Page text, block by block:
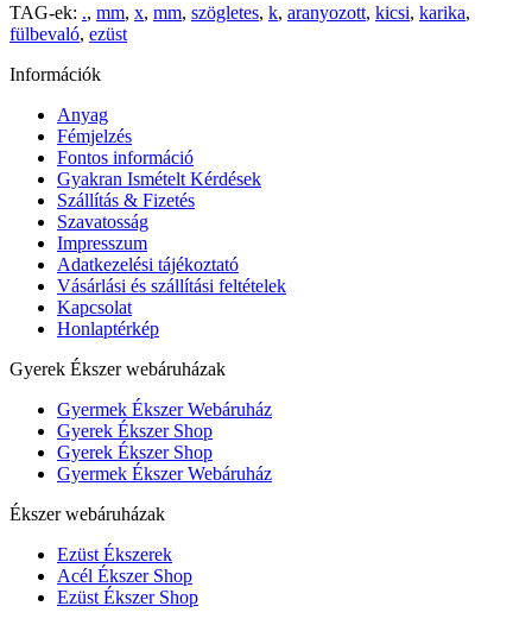
TAG-ek: ., mm, x, mm, szögletes, k, aranyozott, kicsi, karika,
fülbevaló, ezüst
Információk
Anyag
Fémjelzés
Fontos információ
Gyakran Ismételt Kérdések
Szállítás & Fizetés
Szavatosság
Impresszum
Adatkezelési tájékoztató
Vásárlási és szállítási feltételek
Kapcsolat
Honlaptérkép
Gyerek Ékszer webáruházak
Gyermek Ékszer Webáruház
Gyerek Ékszer Shop
Gyerek Ékszer Shop
Gyermek Ékszer Webáruház
Ékszer webáruházak
Ezüst Ékszerek
Acél Ékszer Shop
Ezüst Ékszer Shop